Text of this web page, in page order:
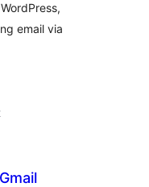
email via